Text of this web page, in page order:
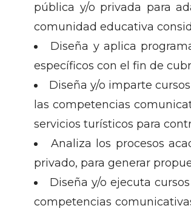
pública y/o privada para
comunidad educativa
Diseña y aplica
específicos con el fin de
Diseña y/o imparte
las competencias
servicios turísticos para
Analiza los procesos
privado, para generar
Diseña y/o ejecuta
competencias